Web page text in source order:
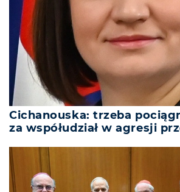
Cichanouska: trzeba
za współudział w agresji